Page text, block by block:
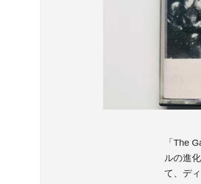
「The
ルの進
て、デ